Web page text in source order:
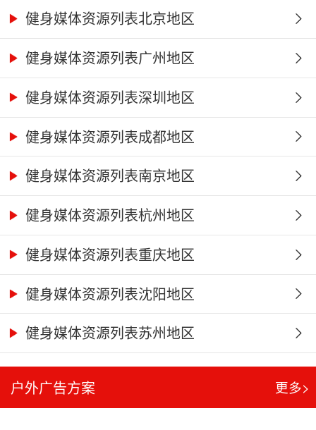
健身媒体资源列表北京地区
健身媒体资源列表广州地区
健身媒体资源列表深圳地区
健身媒体资源列表成都地区
健身媒体资源列表南京地区
健身媒体资源列表杭州地区
健身媒体资源列表重庆地区
健身媒体资源列表沈阳地区
健身媒体资源列表苏州地区
户外广告方案 更多>